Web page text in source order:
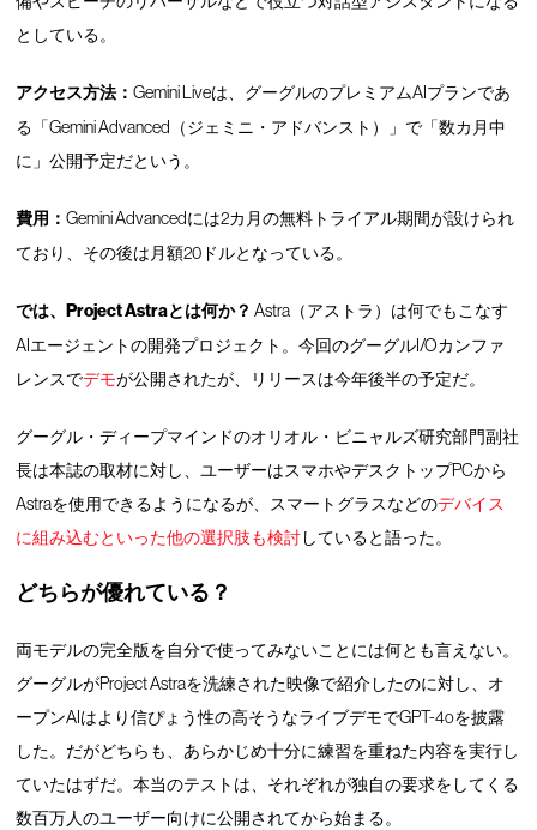
としている。
アクセス方法：Gemini Liveは、グーグルのプレミアムAIプランであ
る「Gemini Advanced（ジェミニ・アドバンスト）」で「数カ月中
に」公開予定だという。
費用：Gemini Advancedには2カ月の無料トライアル期間が設けられ
ており、その後は月額20ドルとなっている。
では、Project Astraとは何か？Astra（アストラ）は何でもこなす
AIエージェントの開発プロジェクト。今回のグーグルI/Oカンファ
レンスでデモが公開されたが、リリースは今年後半の予定だ。
グーグル・ディープマインドのオリオル・ビニャルズ研究部門副社
長は本誌の取材に対し、ユーザーはスマホやデスクトップPCから
Astraを使用できるようになるが、スマートグラスなどのデバイス
に組み込むといった他の選択肢も検討していると語った。
どちらが優れている？
両モデルの完全版を自分で使ってみないことには何とも言えない。
グーグルがProject Astraを洗練された映像で紹介したのに対し、オ
ープンAIはより信ぴょう性の高そうなライブデモでGPT-4oを披露
した。だがどちらも、あらかじめ十分に練習を重ねた内容を実行し
ていたはずだ。本当のテストは、それぞれが独自の要求をしてくる
数百万人のユーザー向けに公開されてから始まる。